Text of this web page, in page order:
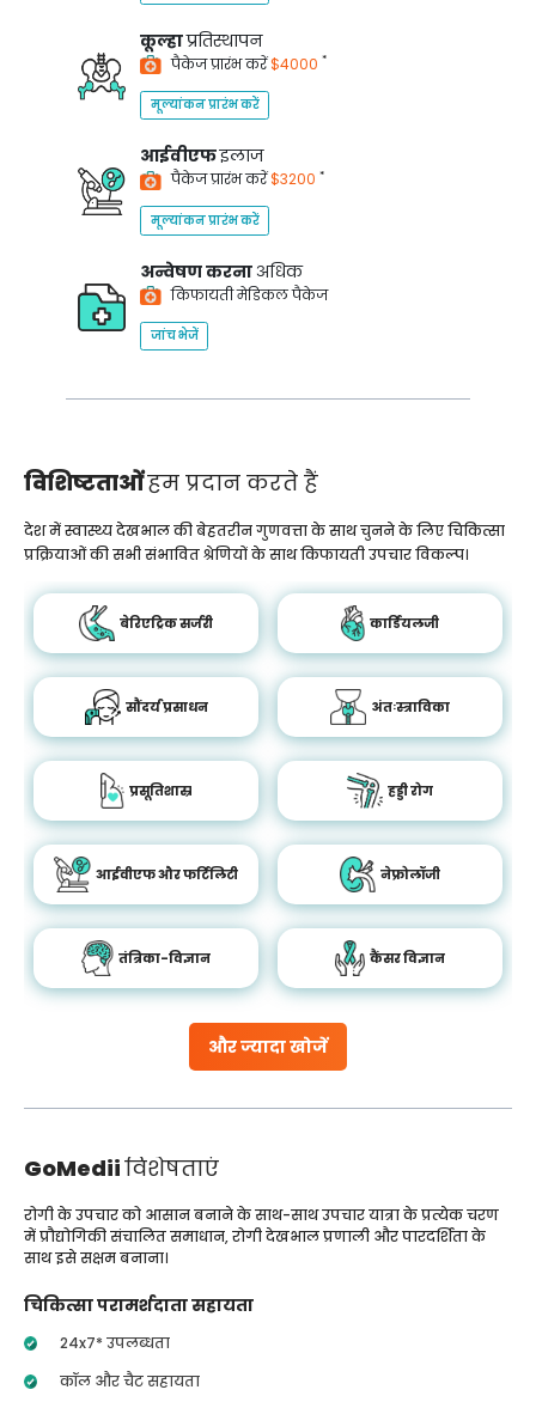
कूल्हाप्रतिस्थापन
पैकेज प्रारंभ करें$4000 *
मूल्यांकन प्रारंभ करें
आईवीएफइलाज
पैकेज प्रारंभ करें$3200 *
मूल्यांकन प्रारंभ करें
अन्वेषण करना अधिक
किफायती मेडिकल पैकेज
जांच भेजें
विशिष्टताओंहम प्रदान करते हैं
और ज्यादा खोजें
देश में स्वास्थ्य देखभाल की बेहतरीन गुणवत्ता के साथ चुनने के लिए चिकित्सा
प्रक्रियाओं की सभी संभावित श्रेणियों के साथ किफायती उपचार विकल्प।
बेरिएट्रिक सर्जरी कार्डियलजी
सौंदर्य प्रसाधन अंतःस्त्राविका
प्रसूतिशास्र हड्डी रोग
आईवीएफ और फर्टिलिटी नेफ्रोलॉजी
तंत्रिका-विज्ञान कैंसर विज्ञान
GoMediiविशेषताएं
रोगी के उपचार को आसान बनाने के साथ-साथ उपचार यात्रा के प्रत्येक चरण
में प्रौद्योगिकी संचालित समाधान, रोगी देखभाल प्रणाली और पारदर्शिता के
साथ इसे सक्षम बनाना।
चिकित्सा परामर्शदाता सहायता
24x7* उपलब्धता
कॉल और चैट सहायता